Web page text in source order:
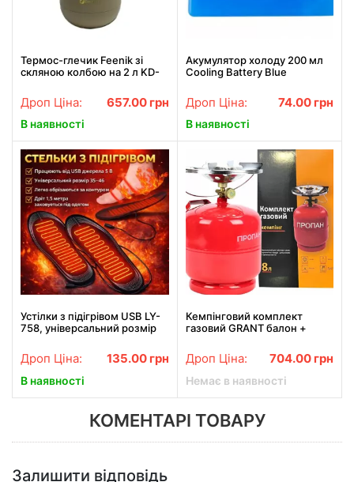
Термос-глечик Feenik зі
скляною колбою на 2 л KD-
напоїв Бежевий
Дроп Ціна: 657.00 грн
В наявності
Акумулятор холоду 200 мл
Cooling Battery Blue
Дроп Ціна: 74.00 грн
В наявності
Устілки з підігрівом USB LY-
758, універсальний розмір
живленням 5 В для взуття,
довжина проводів 1
Дроп Ціна: 135.00 грн
В наявності
Кемпінговий комплект
газовий GRANT балон +
Дроп Ціна: 704.00 грн
Немає в наявності
КОМЕНТАРІ ТОВАРУ
Залишити відповідь